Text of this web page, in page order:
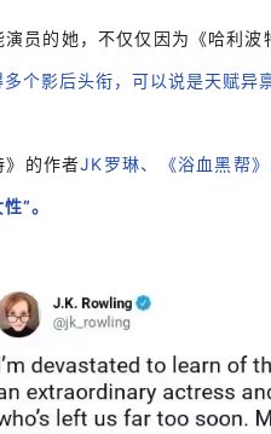
员的她，不仅仅因为《哈利波
个影后头衔，可以说是天赋异禀
》的作者JK罗琳、《浴血黑帮
”。